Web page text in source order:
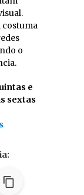
costuma
o
e
sextas